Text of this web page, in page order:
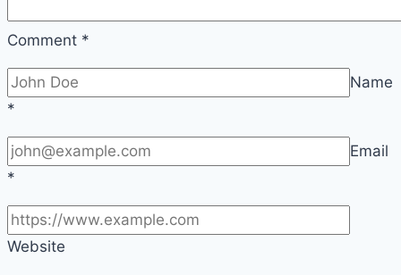
Comment *
Name
*
Email
*
Website